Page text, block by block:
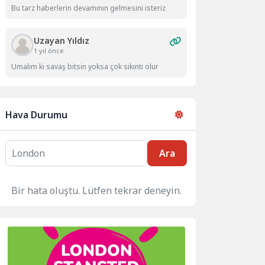
Bu tarz haberlerin devamının gelmesini isteriz
Uzayan Yıldız
1 yıl önce
Umalım ki savaş bitsin yoksa çok sıkıntı olur
Hava Durumu
Ara
Bir hata oluştu. Lütfen tekrar deneyin.